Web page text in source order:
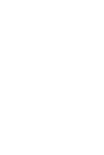
干
土负责
敢于坚